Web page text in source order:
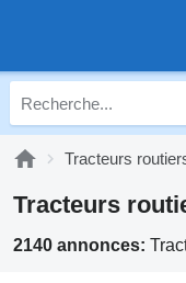
Tracteurs
Tracteurs
2140 annonces: